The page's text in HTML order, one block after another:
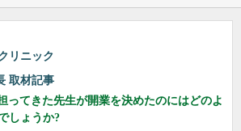
リニック
取材記事
ってきた先生が開業を決めたのにはどのよ
しょうか?